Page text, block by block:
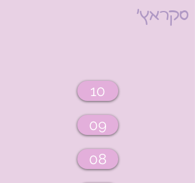
סקראץ'
10
09
08